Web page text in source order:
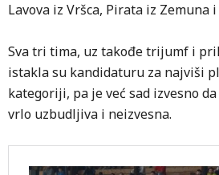
Lavova iz Vršca, Pirata iz Zemuna
Sva tri tima, uz takođe trijumf i
istakla su kandidaturu za najviši
kategoriji, pa je već sad izvesno
vrlo uzbudljiva i neizvesna.